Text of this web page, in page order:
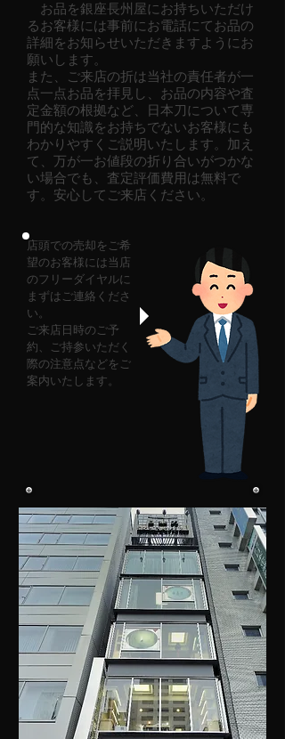
お品を銀座長州屋にお持ちいただけ
るお客様には事前にお電話にてお品の
詳細をお知らせいただきますようにお
願いします。
また、ご来店の折は当社の責任者が一
点一点お品を拝見し、お品の内容や査
定金額の根拠など、日本刀について専
門的な知識をお持ちでないお客様にも
わかりやすくご説明いたします。加え
て、万が一お値段の折り合いがつかな
い場合でも、査定評価費用は無料で
す。安心してご来店ください。
店頭での売却をご希
望のお客様には当店
のフリーダイヤルに
まずはご連絡くださ
い。
​ご来店日時のご予
約、ご持参いただく
際の注意点などをご
案内いたします。